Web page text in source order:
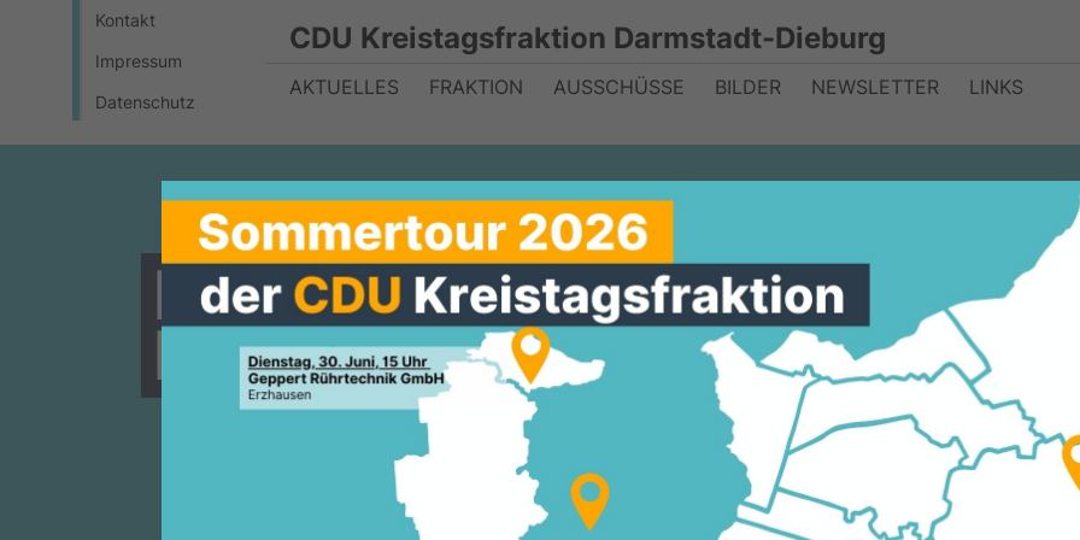
Kontakt
Impressum
Datenschutz
CDU Kreistagsfraktion Darmstadt-Dieburg
AKTUELLES FRAKTION AUSSCHÜSSE BILDER NEWSLETTER LINKS
Müllheizkraftwerk vor
Investitionen